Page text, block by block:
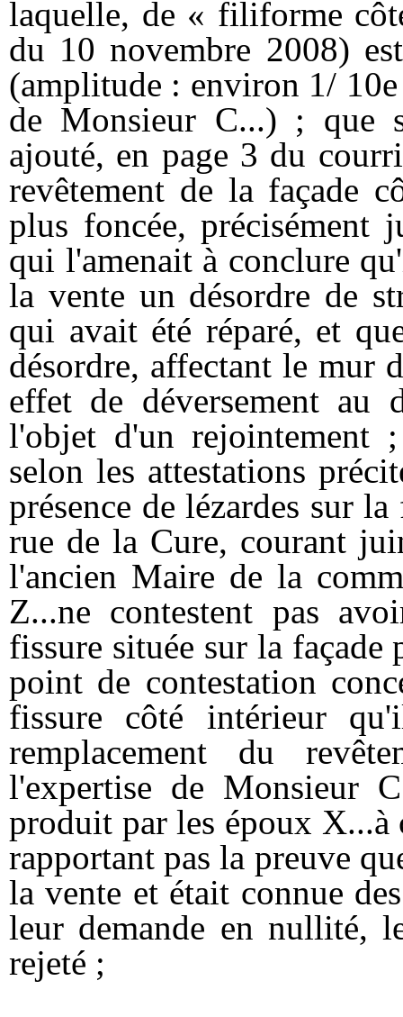
laquelle, de « filiforme
du 10 novembre 2008)
(amplitude : environ 1/
de Monsieur C...) ; que
ajouté, en page 3 du
revêtement de la façade
plus foncée, précisément
qui l'amenait à conclure
la vente un désordre de
qui avait été réparé, et
désordre, affectant le mur
effet de déversement
l'objet d'un rejointement
selon les attestations
présence de lézardes sur
rue de la Cure, courant
l'ancien Maire de la
Z...ne contestent pas
fissure située sur la
point de contestation
fissure côté intérieur
remplacement du
l'expertise de Monsieur
produit par les époux X...à
rapportant pas la preuve
la vente et était connue
leur demande en nullité,
rejeté ;